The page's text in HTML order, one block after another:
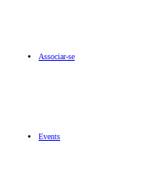
Associar-se
Events